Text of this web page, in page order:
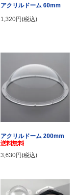
アクリルドーム 60mm
1,320円(税込)
アクリルドーム 200mm
3,630円(税込)